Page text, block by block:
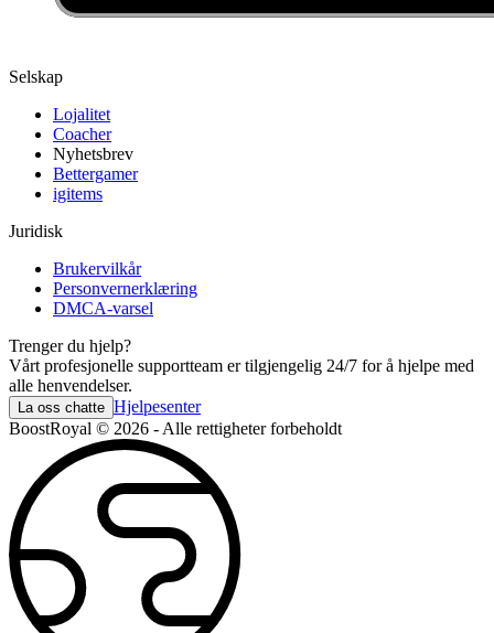
Selskap
Lojalitet
Coacher
Nyhetsbrev
Bettergamer
igitems
Juridisk
Brukervilkår
Personvernerklæring
DMCA-varsel
Trenger du hjelp?
Vårt profesjonelle supportteam er tilgjengelig 24/7 for å hjelpe med
alle henvendelser.
La oss chatte Hjelpesenter
BoostRoyal © 2026 - Alle rettigheter forbeholdt